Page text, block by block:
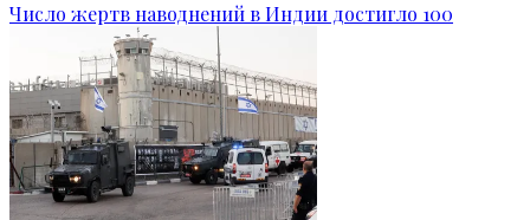
Число жертв наводнений в Индии достигло 100